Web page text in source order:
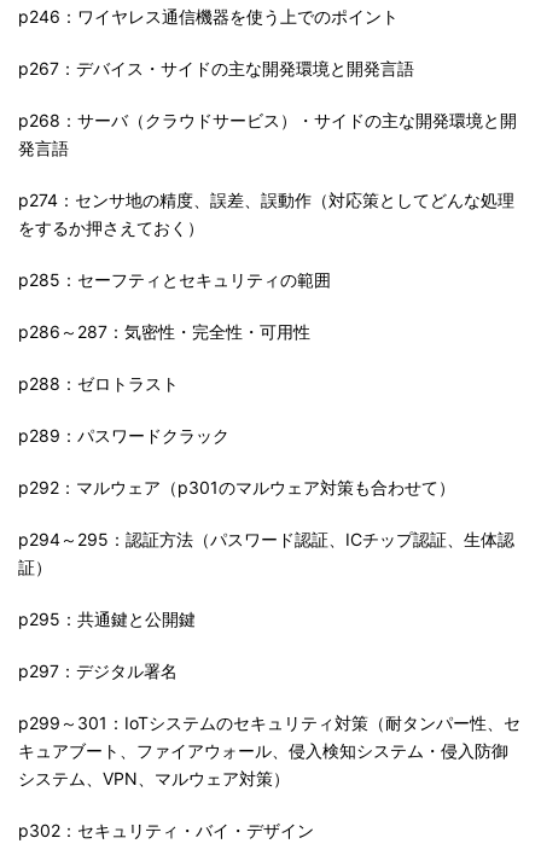
p246：ワイヤレス通信機器を使う上でのポイント
p267：デバイス・サイドの主な開発環境と開発言語
p268：サーバ（クラウドサービス）・サイドの主な開発環境と開
発言語
p274：センサ地の精度、誤差、誤動作（対応策としてどんな処理
をするか押さえておく）
p285：セーフティとセキュリティの範囲
p286～287：気密性・完全性・可用性
p288：ゼロトラスト
p289：パスワードクラック
p292：マルウェア（p301のマルウェア対策も合わせて）
p294～295：認証方法（パスワード認証、ICチップ認証、生体認
証）
p295：共通鍵と公開鍵
p297：デジタル署名
p299～301：IoTシステムのセキュリティ対策（耐タンパー性、セ
キュアブート、ファイアウォール、侵入検知システム・侵入防御
システム、VPN、マルウェア対策）
p302：セキュリティ・バイ・デザイン